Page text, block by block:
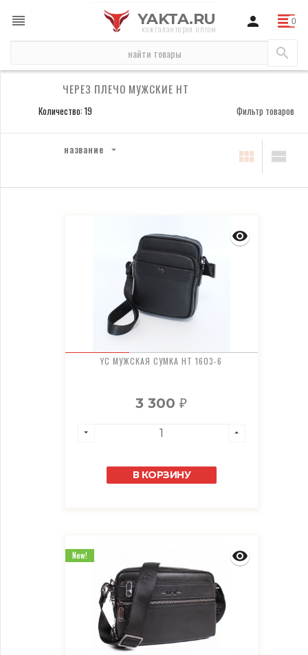
YAKTA.RU
кожгалантерея оптом
сумки мужские HT через плечо мужские HT
ЧЕРЕЗ ПЛЕЧО МУЖСКИЕ HT
Количество: 19 Фильтр товаров
название
YC МУЖСКАЯ СУМКА HT 1603-6
3 300₽
В КОРЗИНУ
New!